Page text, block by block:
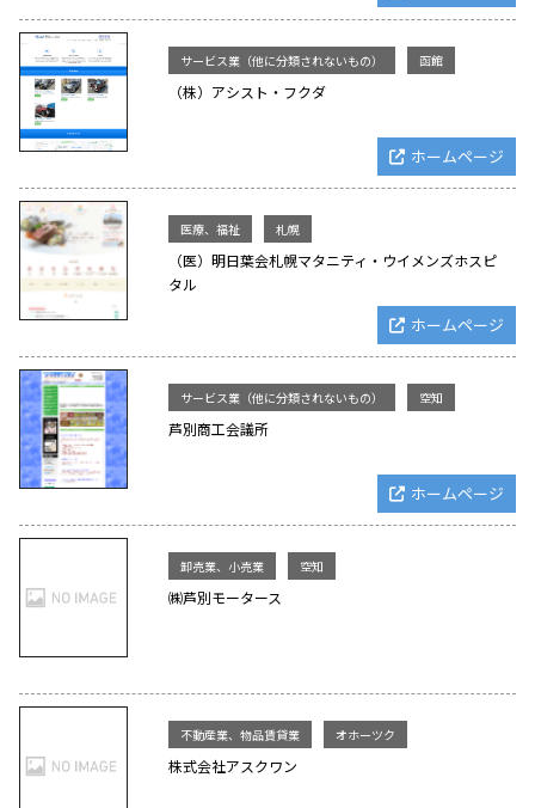
サービス業（他に分類されないもの） 函館
（株）アシスト・フクダ
ホームページ
医療、福祉 札幌
（医）明日葉会札幌マタニティ・ウイメンズホスピ
タル
ホームページ
サービス業（他に分類されないもの） 空知
芦別商工会議所
ホームページ
卸売業、小売業 空知
㈱芦別モータース
不動産業、物品賃貸業 オホーツク
株式会社アスクワン